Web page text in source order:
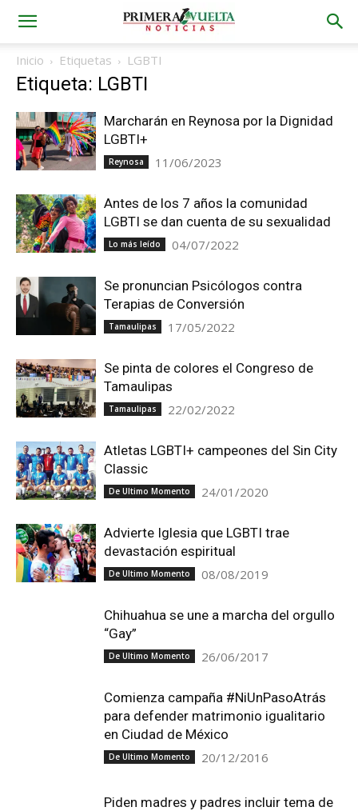
Inicio Etiquetas LGBTI
Etiqueta: LGBTI
Marcharán en Reynosa por la Dignidad
LGBTI+
Reynosa 11/06/2023
Antes de los 7 años la comunidad
LGBTI se dan cuenta de su sexualidad
Lo más leído 04/07/2022
Se pronuncian Psicólogos contra
Terapias de Conversión
Tamaulipas 17/05/2022
Se pinta de colores el Congreso de
Tamaulipas
Tamaulipas 22/02/2022
Atletas LGBTI+ campeones del Sin City
Classic
De Ultimo Momento 24/01/2020
Advierte Iglesia que LGBTI trae
devastación espiritual
De Ultimo Momento 08/08/2019
Chihuahua se une a marcha del orgullo
“Gay”
De Ultimo Momento 26/06/2017
Comienza campaña #NiUnPasoAtrás
para defender matrimonio igualitario
en Ciudad de México
De Ultimo Momento 20/12/2016
Piden madres y padres incluir tema de